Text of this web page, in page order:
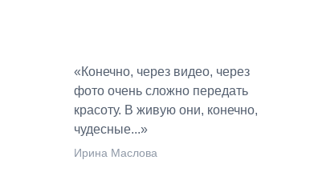
«Конечно, через видео, через
фото очень сложно передать
красоту. В живую они, конечно,
чудесные...»
Ирина Маслова